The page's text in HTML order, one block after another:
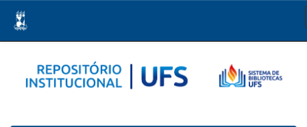
navigation